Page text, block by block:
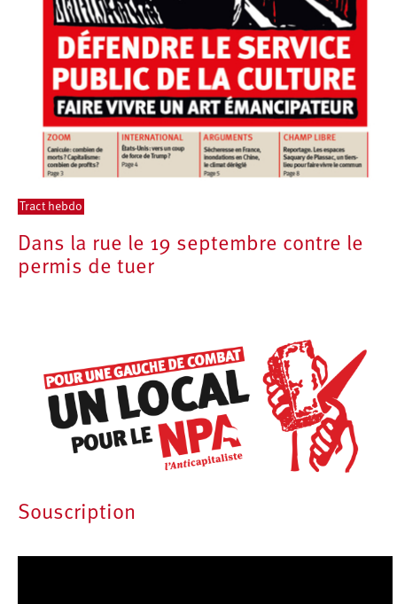
Tract hebdo
Dans la rue le 19 septembre contre le
permis de tuer
Souscription